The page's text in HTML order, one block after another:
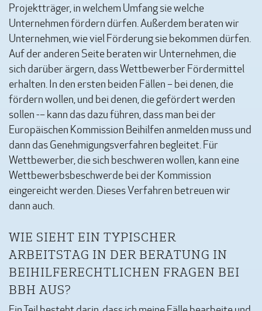
Projektträger, in welchem Umfang sie welche
Unternehmen fördern dürfen. Außerdem beraten wir
Unternehmen, wie viel Förderung sie bekommen dürfen.
Auf der anderen Seite beraten wir Unternehmen, die
sich darüber ärgern, dass Wettbewerber Fördermittel
erhalten. In den ersten beiden Fällen – bei denen, die
fördern wollen, und bei denen, die gefördert werden
sollen -– kann das dazu führen, dass man bei der
Europäischen Kommission Beihilfen anmelden muss und
dann das Genehmigungsverfahren begleitet. Für
Wettbewerber, die sich beschweren wollen, kann eine
Wettbewerbsbeschwerde bei der Kommission
eingereicht werden. Dieses Verfahren betreuen wir
dann auch.
WIE SIEHT EIN TYPISCHER
ARBEITSTAG IN DER BERATUNG IN
BEIHILFERECHTLICHEN FRAGEN BEI
BBH AUS?